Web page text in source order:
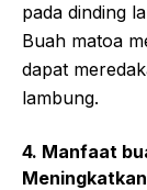
pada dinding
Buah matoa
dapat
lambung.
4. Manfaat